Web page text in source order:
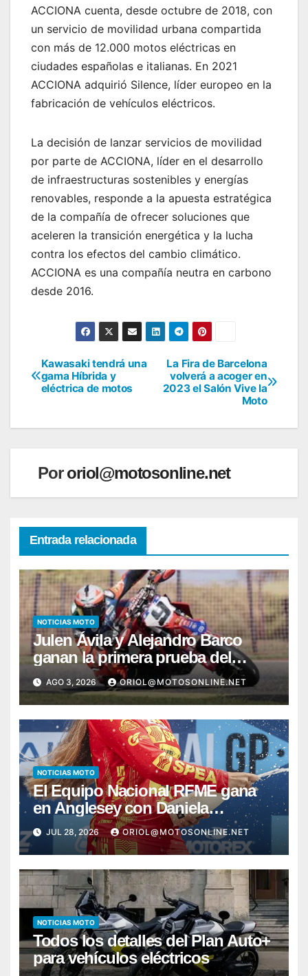
ACCIONA cuenta, desde octubre de 2018, con
un servicio de movilidad urbana compartida
con más de 12.000 motos eléctricas en
ciudades españolas e italianas. En 2021
ACCIONA adquirió Silence, líder europeo en la
fabricación de vehículos eléctricos.
La decisión de lanzar servicios de movilidad
por parte de ACCIONA, líder en el desarrollo
de infraestructuras sostenibles y energías
renovables, responde a la apuesta estratégica
de la compañía de ofrecer soluciones que
aceleren la transición energética y la lucha
contra los efectos del cambio climático.
ACCIONA es una compañía neutra en carbono
desde 2016.
Navegación
de
entradas
La Fira de Barcelona
volverá a acoger en
2023 el Salón Vive la
Moto
Kawasaki tendrá una
gama Híbrida y
eléctrica de motos
Pororiol@motosonline.net
Entrada relacionada
NOTICIAS MOTO
Julen Ávila y Alejandro Barco
ganan la primera prueba del
Campeonato de España de
Supermoto
AGO 3, 2026 ORIOL@MOTOSONLINE.NET
NOTICIAS MOTO
El Equipo Nacional RFME gana
en Anglesey con Daniela
Hernando y Bou firma otro pleno
JUL 28, 2026 ORIOL@MOTOSONLINE.NET
NOTICIAS MOTO
Todos los detalles del Plan Auto+
para vehículos eléctricos